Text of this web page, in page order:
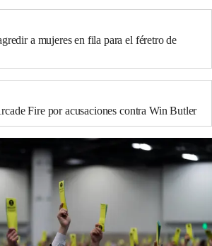
a mujeres en fila para el féretro de
Fire por acusaciones contra Win Butler